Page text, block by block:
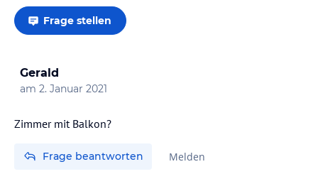
Frage stellen
Gerald
am 2. Januar 2021
Zimmer mit Balkon?
Frage beantworten Melden